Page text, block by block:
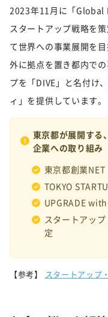
2023年11月に「Global
スタートアップ戦略を
て世界への事業展開を
外に拠点を置き都内で
プを「DIVE」と名付け
ィ」を提供しています。
東京都が展開する
企業への取り組み
東京都創業NET
TOKYO
UPGRADE
スタートアッ
定
【参考】 スタートアップ